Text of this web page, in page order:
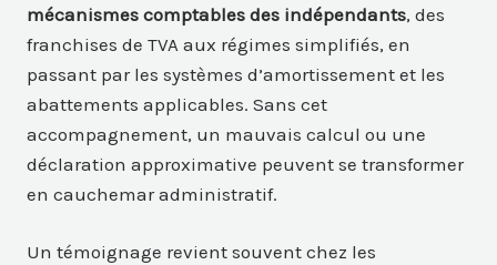
mécanismes comptables des indépendants, des
franchises de TVA aux régimes simplifiés, en
passant par les systèmes d’amortissement et les
abattements applicables. Sans cet
accompagnement, un mauvais calcul ou une
déclaration approximative peuvent se transformer
en cauchemar administratif.
Un témoignage revient souvent chez les